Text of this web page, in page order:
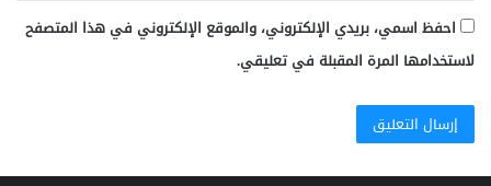
احفظ اسمي، بريدي الإلكتروني، والموقع الإلكتروني في هذا المتصفح
لاستخدامها المرة المقبلة في تعليقي.